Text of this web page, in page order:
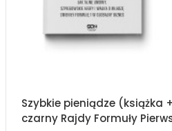
Szybkie pieniądze (książka
czarny Rajdy Formuły